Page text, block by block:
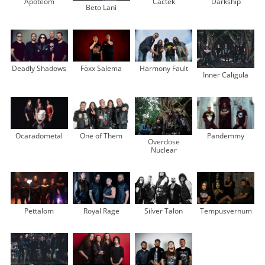
Beto Lani
Deadly Shadows Föxx Salema Harmony Fault
Inner Caligula
Ocaradometal One of Them
Overdose
Nuclear
Pandemmy
Pettalom Royal Rage Silver Talon Tempusvernum